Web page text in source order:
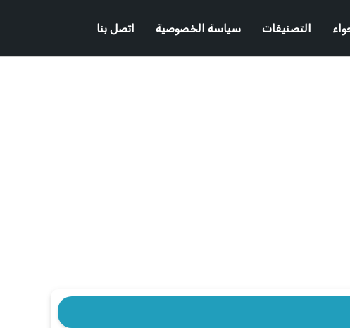
التصنيفات سياسة الخصوصية اتصل بنا